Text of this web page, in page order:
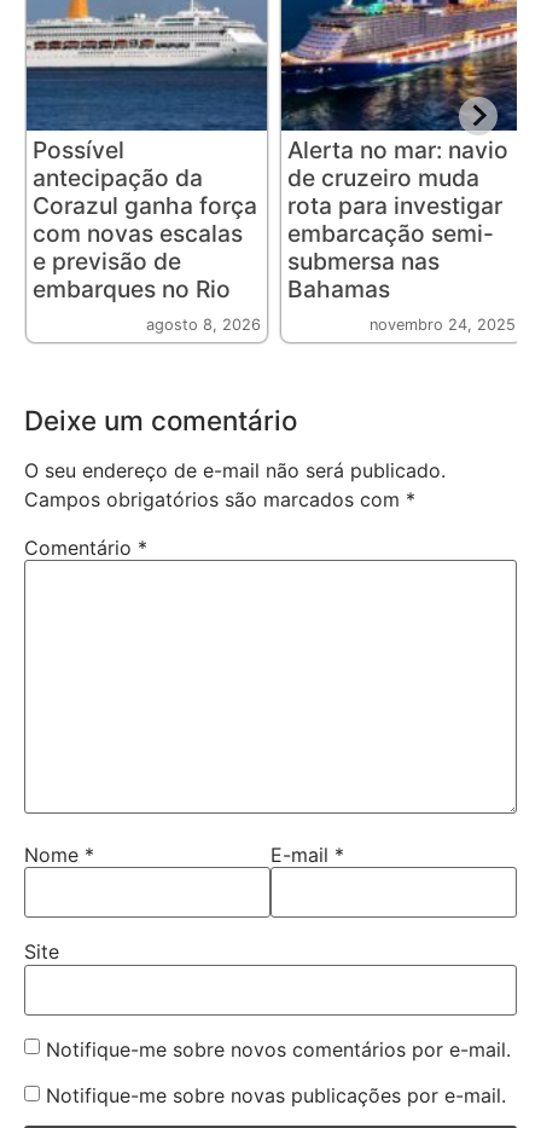
Possível
antecipação da
Corazul ganha força
com novas escalas
e previsão de
embarques no Rio
agosto 8, 2026
Alerta no mar: navio
de cruzeiro muda
rota para investigar
embarcação semi-
submersa nas
Bahamas
novembro 24, 2025
Deixe um comentário
O seu endereço de e-mail não será publicado.
Campos obrigatórios são marcados com *
Comentário *
Nome * E-mail *
Site
Notifique-me sobre novos comentários por e-mail.
Notifique-me sobre novas publicações por e-mail.